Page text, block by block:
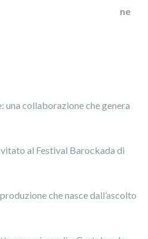
una collaborazione che genera
al Festival Barockada di
che nasce dall’ascolto